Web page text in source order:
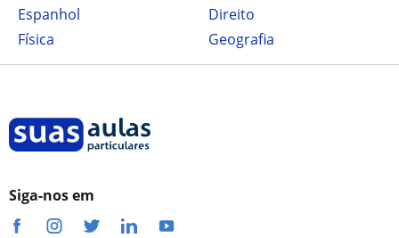
Espanhol
Direito
Física
Geografia
Siga-nos em